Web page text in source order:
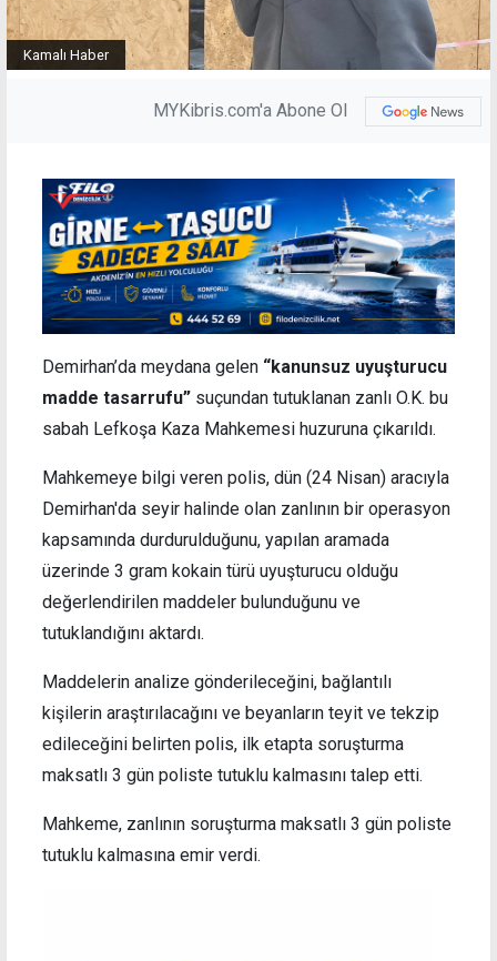
Kamalı Haber
MYKibris.com'a Abone Ol
Demirhan’da meydana gelen “kanunsuz uyuşturucu
madde tasarrufu” suçundan tutuklanan zanlı O.K. bu
sabah Lefkoşa Kaza Mahkemesi huzuruna çıkarıldı.
Mahkemeye bilgi veren polis, dün (24 Nisan) aracıyla
Demirhan'da seyir halinde olan zanlının bir operasyon
kapsamında durdurulduğunu, yapılan aramada
üzerinde 3 gram kokain türü uyuşturucu olduğu
değerlendirilen maddeler bulunduğunu ve
tutuklandığını aktardı.
Maddelerin analize gönderileceğini, bağlantılı
kişilerin araştırılacağını ve beyanların teyit ve tekzip
edileceğini belirten polis, ilk etapta soruşturma
maksatlı 3 gün poliste tutuklu kalmasını talep etti.
Mahkeme, zanlının soruşturma maksatlı 3 gün poliste
tutuklu kalmasına emir verdi.